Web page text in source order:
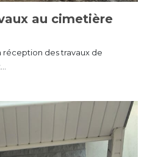
au cimetière
réception des travaux de